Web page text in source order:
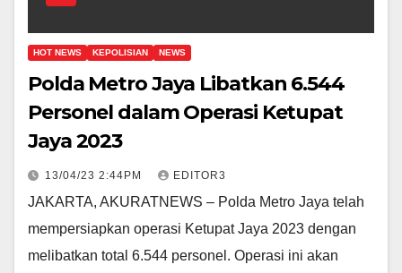
HOT NEWS KEPOLISIAN NEWS
Polda Metro Jaya Libatkan 6.544
Personel dalam Operasi Ketupat
Jaya 2023
13/04/23 2:44PM EDITOR3
JAKARTA, AKURATNEWS – Polda Metro Jaya telah
mempersiapkan operasi Ketupat Jaya 2023 dengan
melibatkan total 6.544 personel. Operasi ini akan